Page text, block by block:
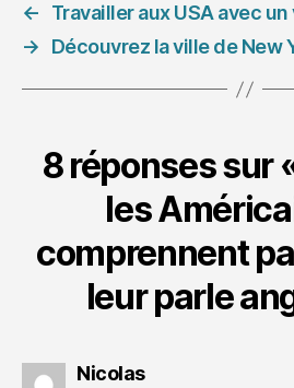
←
Travailler aux USA avec
→
Découvrez la ville de New
8 réponses sur
les
comprennent
leur parle
Nicolasdit :